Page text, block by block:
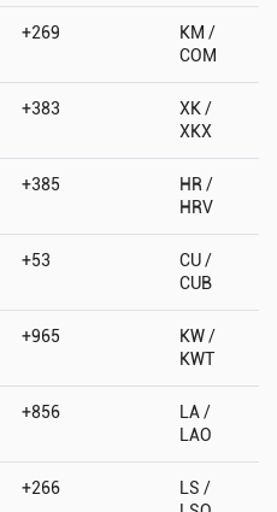
+269
KM /
COM
+383
XK /
XKX
+385
HR /
HRV
+53
CU /
CUB
+965
KW /
KWT
+856
LA /
LAO
+266
LS /